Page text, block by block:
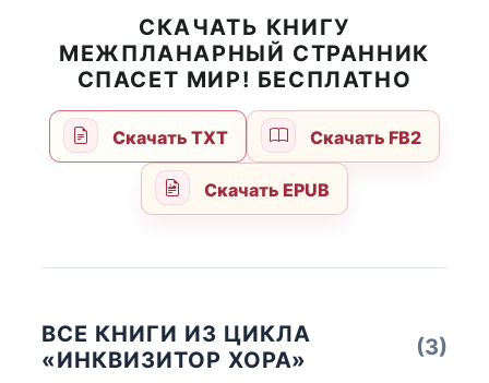
СКАЧАТЬ КНИГУ
МЕЖПЛАНАРНЫЙ СТРАННИК
СПАСЕТ МИР! БЕСПЛАТНО
Скачать TXT Скачать FB2
Скачать EPUB
ВСЕ КНИГИ ИЗ ЦИКЛА
«ИНКВИЗИТОР ХОРА»
(3)